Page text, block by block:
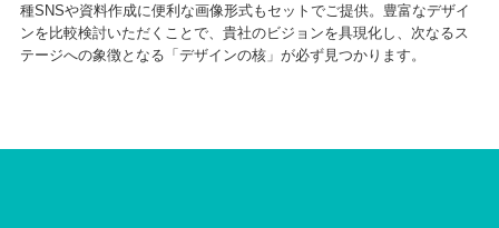
種SNSや資料作成に便利な画像形式もセットでご提供。豊富なデザイ
ンを比較検討いただくことで、貴社のビジョンを具現化し、次なるス
テージへの象徴となる「デザインの核」が必ず見つかります。